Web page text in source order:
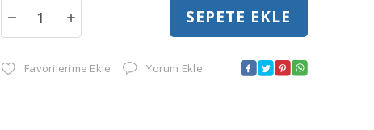
SEPETE EKLE
Favorilerime Ekle Yorum Ekle